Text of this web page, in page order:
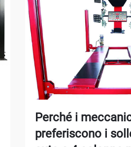
Perché i
preferiscono i